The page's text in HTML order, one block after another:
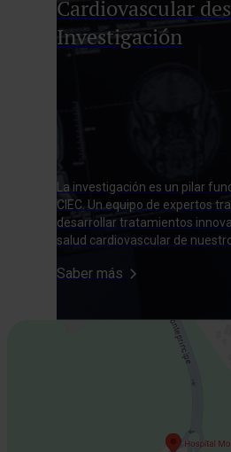
Cardiovascular
Investigación
La investigación es un pilar
CIEC. Un equipo de expertos
desarrollar tratamientos
salud cardiovascular de
Saber más